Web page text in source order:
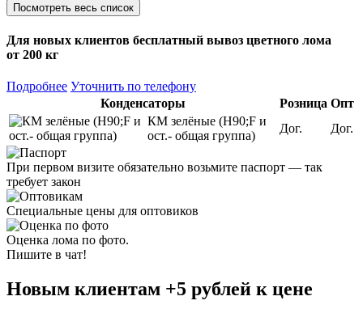
Посмотреть весь список
Для новых клиентов бесплатный вывоз цветного лома
от 200 кг
Подробнее Уточнить по телефону
Конденсаторы
Розница Опт
КМ зелёные (H90;F и
ост.- общая группа)
Дог. Дог.
При первом визите обязательно возьмите паспорт — так
требует закон
Специальные цены для оптовиков
Оценка лома по фото.
Пишите в чат!
Новым клиентам +5 рублей к цене